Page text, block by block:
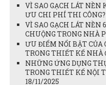
VÌ SAO GẠCH LÁT NỀN
ƯU CHI PHÍ THI CÔNG?
VÌ SAO GẠCH LÁT NỀN
CHUỘNG TRONG NHÀ
ƯU ĐIỂM NỔI BẬT CỦA
TRONG THIẾT KẾ NHÀ
NHỮNG ỨNG DỤNG
TRONG THIẾT KẾ NỘI
18/11/2025